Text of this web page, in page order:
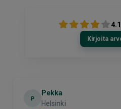
4.1
Kirjoita
P
Pekka
Helsinki